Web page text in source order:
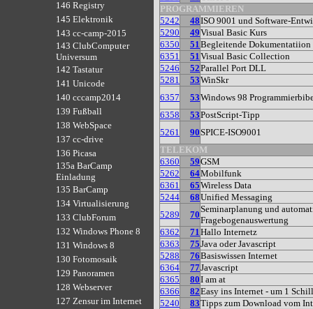
146 Registry
145 Elektronik
143 cc-camp-2015
143 ClubComputer
Universum
142 Tastatur
141 Unicode
140 cccamp2014
139 Fußball
138 WebSpace
137 cc-drive
136 Picasa
135a BarCamp
Einladung
135 BarCamp
134 Virtualisierung
133 ClubForum
132 Windows Phone 8
131 Windows 8
130 Fotomosaik
129 Panoramen
128 Webserver
127 Zensur im Internet
PROGRAMMIEREN
5242
48ISO 9001 und Software-
5290
49Visual Basic Kurs
6350
51Begleitende Dokumentatiion
6351
51Visual Basic Collection
5246
52Parallel Port DLL
5281
53WinSkr
6357
53Windows 98
6358
53PostScript-Tipp
5261
90SPICE-ISO9001
TELEKOM
6360
59GSM
5262
64Mobilfunk
6361
65Wireless Data
5244
68Unified Messaging
5289
70
Seminarplanung und
Fragebogenauswertung
6362
71Hallo Internetz
6363
75Java oder Javascript
5288
76Basiswissen Internet
6364
77Javascript
6365
80I am at
6366
82Easy ins Internet - um 1
5240
83Tipps zum Download vom